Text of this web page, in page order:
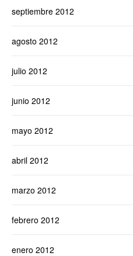
septiembre 2012
agosto 2012
julio 2012
junio 2012
mayo 2012
abril 2012
marzo 2012
febrero 2012
enero 2012